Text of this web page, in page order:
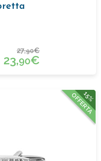
27,90€
23,90€
15%
OFFERTA